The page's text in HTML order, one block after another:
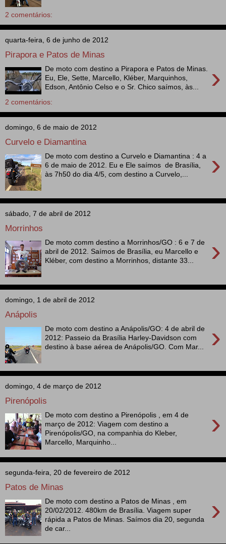
2 comentários:
quarta-feira, 6 de junho de 2012
Pirapora e Patos de Minas
›
De moto com destino a Pirapora e Patos de Minas.
Eu, Ele, Sette, Marcello, Kléber, Marquinhos,
Edson, Antônio Celso e o Sr. Chico saímos, às...
2 comentários:
domingo, 6 de maio de 2012
Curvelo e Diamantina
›
De moto com destino a Curvelo e Diamantina : 4 a
6 de maio de 2012. Eu e Ele saímos de Brasília,
às 7h50 do dia 4/5, com destino a Curvelo,...
sábado, 7 de abril de 2012
Morrinhos
›
De moto comm destino a Morrinhos/GO : 6 e 7 de
abril de 2012. Saímos de Brasília, eu Marcello e
Kléber, com destino a Morrinhos, distante 33...
domingo, 1 de abril de 2012
Anápolis
›
De moto com destino a Anápolis/GO: 4 de abril de
2012: Passeio da Brasília Harley-Davidson com
destino à base aérea de Anápolis/GO. Com Mar...
domingo, 4 de março de 2012
Pirenópolis
›
De moto com destino a Pirenópolis , em 4 de
março de 2012: Viagem com destino a
Pirenópolis/GO, na companhia do Kleber,
Marcello, Marquinho...
segunda-feira, 20 de fevereiro de 2012
Patos de Minas
›
De moto com destino a Patos de Minas , em
20/02/2012. 480km de Brasília. Viagem super
rápida a Patos de Minas. Saímos dia 20, segunda
de car...